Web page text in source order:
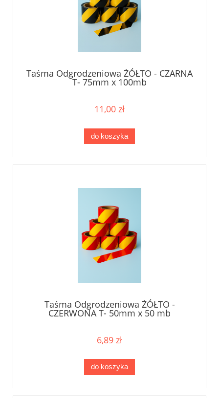
Taśma Odgrodzeniowa ŻÓŁTO - CZARNA
T- 75mm x 100mb
11,00 zł
do koszyka
Taśma Odgrodzeniowa ŻÓŁTO -
CZERWONA T- 50mm x 50 mb
6,89 zł
do koszyka